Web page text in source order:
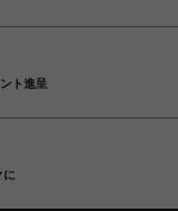
ト進呈
に